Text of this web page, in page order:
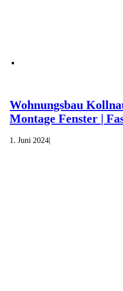
Wohnungsbau
Montage Fenster |
1. Juni 2024|